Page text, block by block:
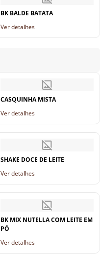
BK BALDE BATATA
Ver detalhes
CASQUINHA MISTA
Ver detalhes
SHAKE DOCE DE LEITE
Ver detalhes
BK MIX NUTELLA COM LEITE EM
PÓ
Ver detalhes